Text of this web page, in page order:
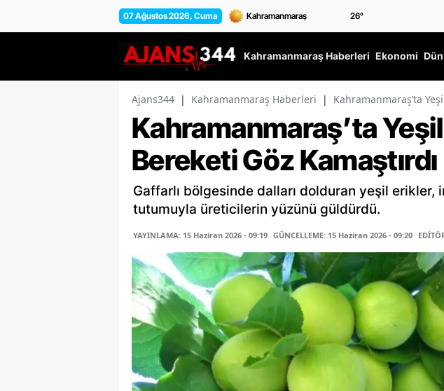
07 Ağustos 2026, Cuma 26°
Kahramanmaraş Haberleri Ekonomi
Ajans344 | Kahramanmaraş Haberleri | Kahramanmaraş’ta
Kahramanmaraş’ta
Bereketi Göz Kamaştırdı
Gaffarlı bölgesinde dalları dolduran yeşil erikler,
tutumuyla üreticilerin yüzünü güldürdü.
YAYINLAMA: 15 Haziran 2026 - 09:19 GÜNCELLEME: 15 Haziran 2026 - 09:20